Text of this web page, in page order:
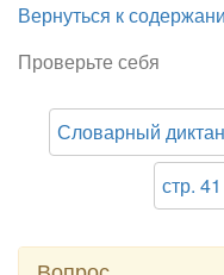
Вернуться к
Проверьте себя
Словарный
стр. 41